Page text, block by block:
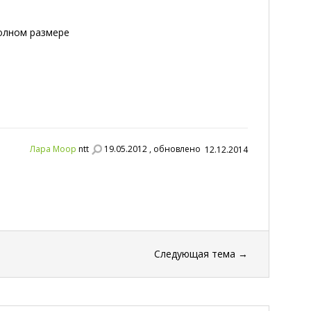
размере
Лара Моор ntt 19.05.2012 , обновлено 12.12.2014
Следующая тема →